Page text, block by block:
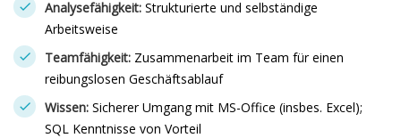
Analysefähigkeit: Strukturierte und selbständige
Arbeitsweise
Teamfähigkeit: Zusammenarbeit im Team für einen
reibungslosen Geschäftsablauf
Wissen: Sicherer Umgang mit MS-Office (insbes. Excel);
SQL Kenntnisse von Vorteil